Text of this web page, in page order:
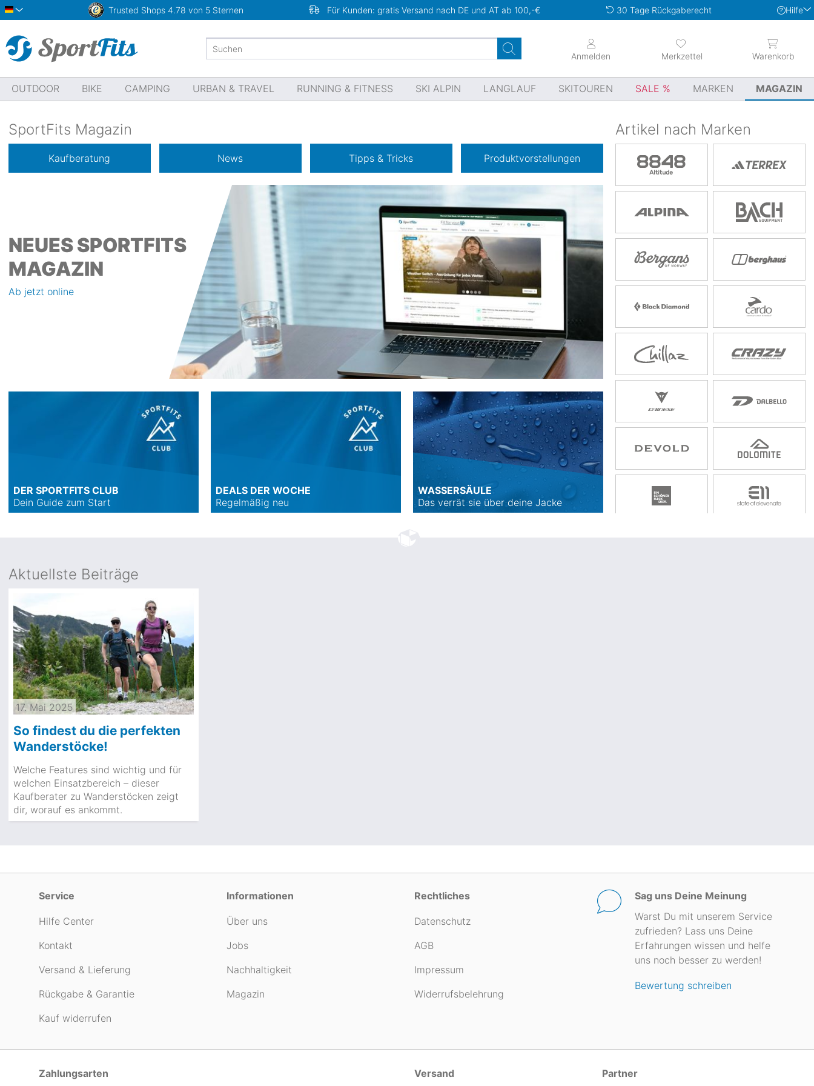
Deutsch Trusted Shops 4.78 von 5 Sternen Für Kunden: gratis Versand nach DE und AT ab 100,-€ 30 Tage Rückgaberecht Hilfe
Merkzettel
Anmelden Warenkorb
OUTDOOR BIKE CAMPING URBAN & TRAVEL RUNNING & FITNESS SKI ALPIN LANGLAUF SKITOUREN SALE MARKEN MAGAZIN
SportFits Magazin
Kaufberatung News Tipps & Tricks Produktvorstellungen
Artikel nach Marken
NEUES SPORTFITS
MAGAZIN
Ab jetzt online
DER SPORTFITS CLUB
Dein Guide zum Start
DEALS DER WOCHE
Regelmäßig neu
WASSERSÄULE
Das verrät sie über deine Jacke
Aktuellste Beiträge
So findest du die perfekten
Wanderstöcke!
Welche Features sind wichtig und für
welchen Einsatzbereich – dieser
Kaufberater zu Wanderstöcken zeigt
dir, worauf es ankommt.
17. Mai 2025
Service
Hilfe Center
Kontakt
Versand & Lieferung
Rückgabe & Garantie
Kauf widerrufen
Informationen
Über uns
Jobs
Nachhaltigkeit
Magazin
Rechtliches
Datenschutz
AGB
Impressum
Widerrufsbelehrung
Sag uns Deine Meinung
Warst Du mit unserem Service
zufrieden? Lass uns Deine
Erfahrungen wissen und helfe
uns noch besser zu werden!
Bewertung schreiben
Zahlungsarten Versand Partner